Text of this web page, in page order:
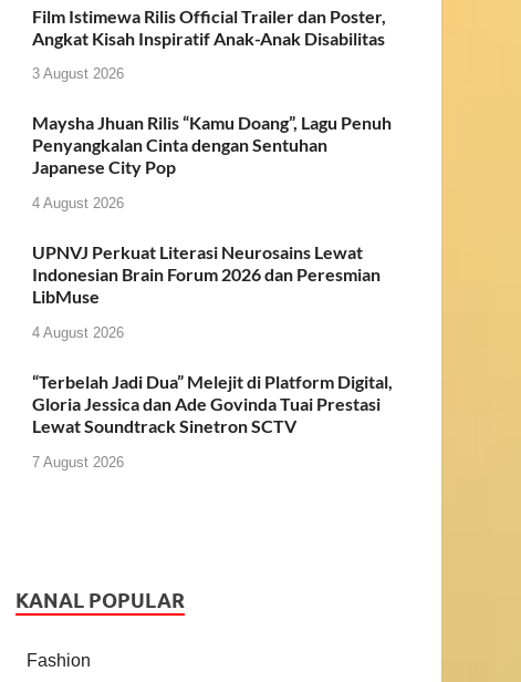
Film Istimewa Rilis Official Trailer dan Poster,
Angkat Kisah Inspiratif Anak-Anak Disabilitas
3 August 2026
Maysha Jhuan Rilis “Kamu Doang”, Lagu Penuh
Penyangkalan Cinta dengan Sentuhan
Japanese City Pop
4 August 2026
UPNVJ Perkuat Literasi Neurosains Lewat
Indonesian Brain Forum 2026 dan Peresmian
LibMuse
4 August 2026
“Terbelah Jadi Dua” Melejit di Platform Digital,
Gloria Jessica dan Ade Govinda Tuai Prestasi
Lewat Soundtrack Sinetron SCTV
7 August 2026
KANAL POPULAR
Fashion